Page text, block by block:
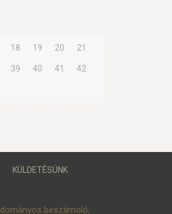
18 19 20 21
39 40 41 42
KÜLDETÉSÜNK
beszámoló,